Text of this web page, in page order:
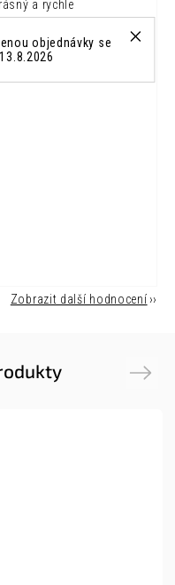
objednávky se
a rychle
Zobrazit další hodnocení
Next